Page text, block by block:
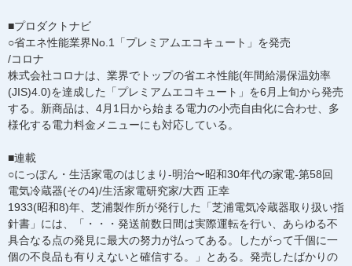
■プロダクトナビ
○省エネ性能業界No.1「プレミアムエコキュート」を発売
/コロナ
株式会社コロナは、業界でトップの省エネ性能(年間給湯保温効率
(JIS)4.0)を達成した「プレミアムエコキュート」を6月上旬から発売
する。新商品は、4月1日から始まる電力の小売自由化に合わせ、多
様化する電力料金メニューにも対応している。
■連載
○にっぽん・生活家電のはじまり-明治〜昭和30年代の家電-第58回
電気冷蔵器(その4)/生活家電研究家/大西 正幸
1933(昭和8)年、芝浦製作所が発行した「芝浦電気冷蔵器取り扱い指
針書」には、「・・・発送前数日間は実際運転を行い、あらゆる不
具合なる点の発見に最大の努力が払ってある。したがって千個に一
個の不良品も有りえないと確信する。」とある。発売したばかりの